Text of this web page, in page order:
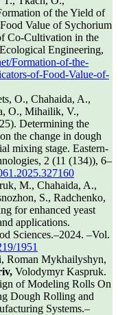
of the Yield of
Value of Sychorium
Co-Cultivation in the
Engineering,
Formation-of-the-
of-Food-Value-of-
O., Chahaida, A.,
O., Mihailik, V.,
Determining the
the change in dough
mixing stage. Eastern-
2 (11 (134)), 6–
M., Chahaida, A.,
S., Radchenko,
for enhanced yeast
applications.
Sciences.–2024. –Vol.
1951
Roman Mykhailyshyn,
Volodymyr Kaspruk.
of Modeling Rolls On
Dough Rolling and
Systems.–